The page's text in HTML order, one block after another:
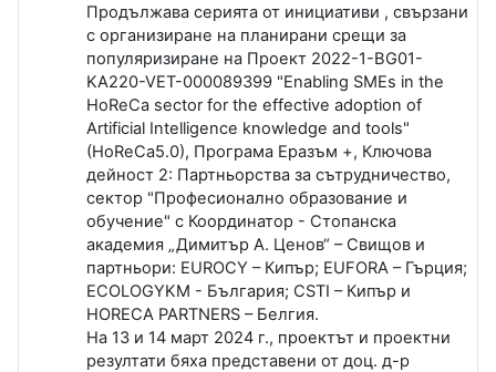
Продължава серията от инициативи , свързани
с организиране на планирани срещи за
популяризиране на Проект 2022-1-BG01-
KA220-VET-000089399 "Enabling SMEs in the
HoReCa sector for the effective adoption of
Artificial Intelligence knowledge and tools"
(HoReCa5.0), Програма Еразъм +, Ключова
дейност 2: Партньорства за сътрудничество,
сектор "Професионално образование и
обучение" с Координатор - Стопанска
академия „Димитър А. Ценов“ – Свищов и
партньори: EUROCY – Кипър; EUFORA – Гърция;
ECOLOGYKM - България; CSTI – Кипър и
HORECA PARTNERS – Белгия.
На 13 и 14 март 2024 г., проектът и проектни
резултати бяха представени от доц. д-р